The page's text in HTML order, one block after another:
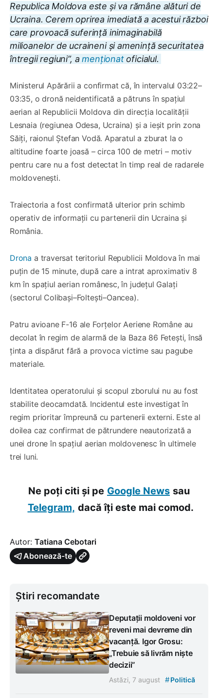
Republica Moldova este și va rămâne alături de
Ucraina. Cerem oprirea imediată a acestui război
care provoacă suferință inimaginabilă
milioanelor de ucraineni și amenință securitatea
întregii regiuni”, amenționatoficialul.
Ministerul Apărării a confirmat că, în intervalul 03:22–
03:35, o dronă neidentificată a pătruns în spațiul
aerian al Republicii Moldova din direcția localității
Lesnaia (regiunea Odesa, Ucraina) și a ieșit prin zona
Săiți, raionul Ștefan Vodă. Aparatul a zburat la o
altitudine foarte joasă – circa 100 de metri – motiv
pentru care nu a fost detectat în timp real de radarele
moldovenești.
Traiectoria a fost confirmată ulterior prin schimb
operativ de informații cu partenerii din Ucraina și
România.
Drona a traversat teritoriul Republicii Moldova în mai
puțin de 15 minute, după care a intrat aproximativ 8
km în spațiul aerian românesc, în județul Galați
(sectorul Colibași–Foltești–Oancea).
Patru avioane F-16 ale Forțelor Aeriene Române au
decolat în regim de alarmă de la Baza 86 Fetești, însă
ținta a dispărut fără a provoca victime sau pagube
materiale.
Identitatea operatorului și scopul zborului nu au fost
stabilite deocamdată. Incidentul este investigat în
regim prioritar împreună cu partenerii externi. Este al
doilea caz confirmat de pătrundere neautorizată a
unei drone în spațiul aerian moldovenesc în ultimele
trei luni.
Ne poți citi și pe Google News sau
Telegram, dacă îți este mai comod.
Autor: Tatiana Cebotari
Abonează-te
Știri recomandate
Deputații moldoveni vor
reveni mai devreme din
vacanță. Igor Grosu:
„Trebuie să livrăm niște
decizii”
Astăzi, 7 august #Politică